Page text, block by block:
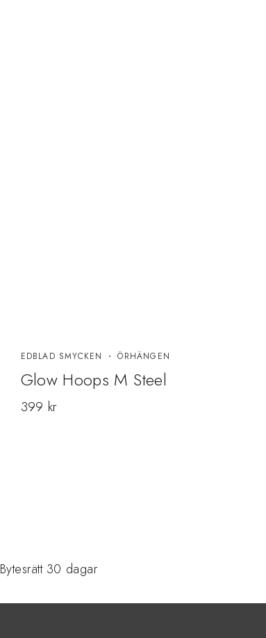
EDBLAD SMYCKEN ÖRHÄNGEN
Glow Hoops M Steel
399 kr
Bytesrätt 30 dagar